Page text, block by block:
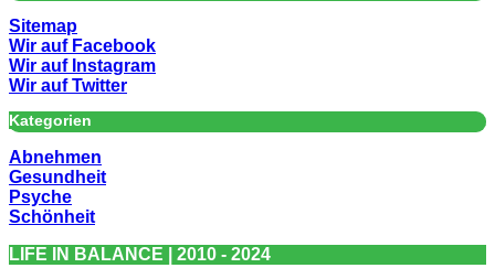
Sitemap
Wir auf Facebook
Wir auf Instagram
Wir auf Twitter
Kategorien
Abnehmen
Gesundheit
Psyche
Schönheit
LIFE IN BALANCE | 2010 - 2024